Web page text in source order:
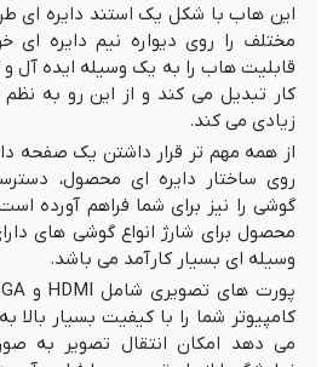
این هاب با شکل یک استند دایره
مختلف را روی دیواره نیم دایره
قابلیت هاب را به یک وسیله ایده آل و
کار تبدیل می کند و از این رو به
زیادی می کند.
از همه مهم تر قرار داشتن یک صفحه
روی ساختار دایره ای محصول،
گوشی را نیز برای شما فراهم آورده
وسیله ای بسیار کارآمد می باشد.
کامپیوتر شما را با کیفیت بسیار بالا
می دهد امکان انتقال تصویر به